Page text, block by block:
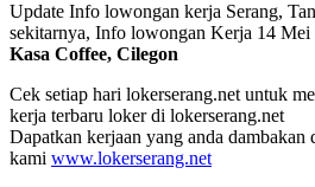
Update Info lowongan kerja Serang,
sekitarnya, Info lowongan Kerja 14
Kasa Coffee, Cilegon
Cek setiap hari lokerserang.net untuk
kerja terbaru loker di lokerserang.net
Dapatkan kerjaan yang anda dambakan
kami www.lokerserang.net